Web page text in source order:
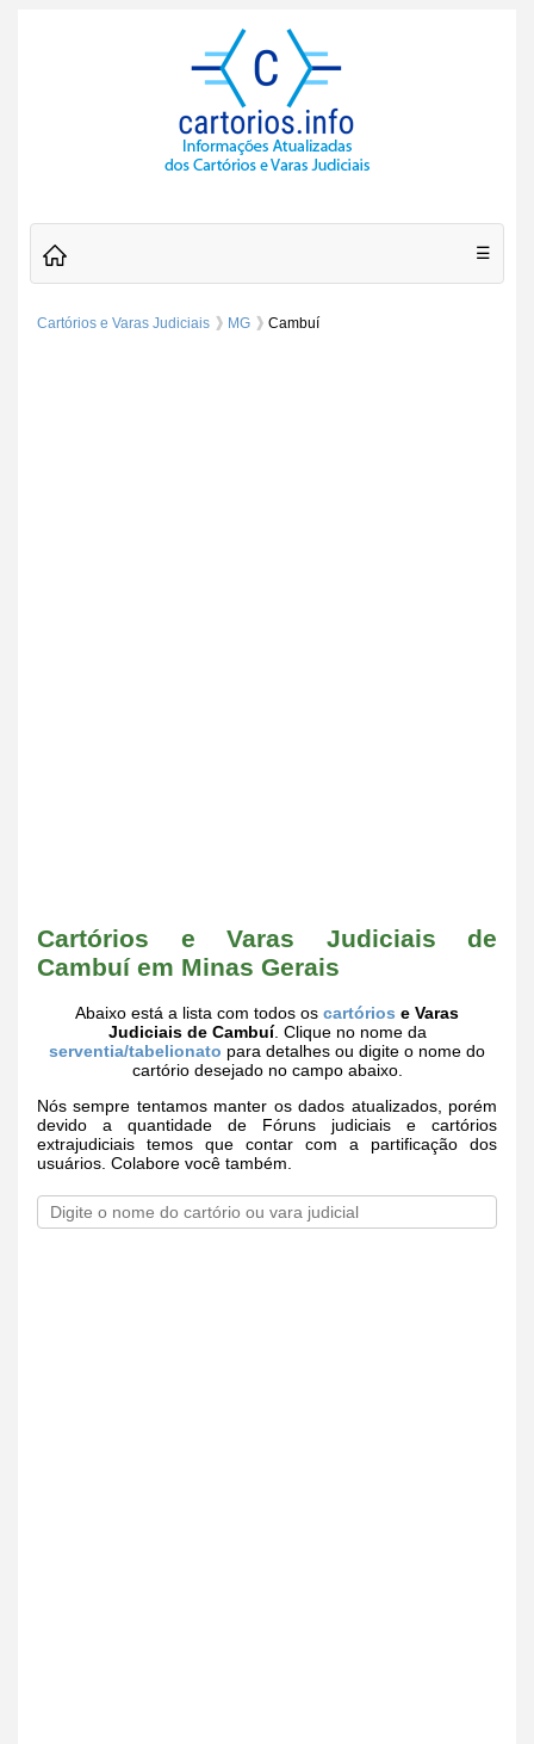
☰
Cartórios e Varas Judiciais MG Cambuí
Cartórios e Varas Judiciais de
Cambuí em Minas Gerais
Abaixo está a lista com todos os cartórios e Varas
Judiciais de Cambuí. Clique no nome da
serventia/tabelionato para detalhes ou digite o nome do
cartório desejado no campo abaixo.
Nós sempre tentamos manter os dados atualizados, porém
devido a quantidade de Fóruns judiciais e cartórios
extrajudiciais temos que contar com a partificação dos
usuários. Colabore você também.